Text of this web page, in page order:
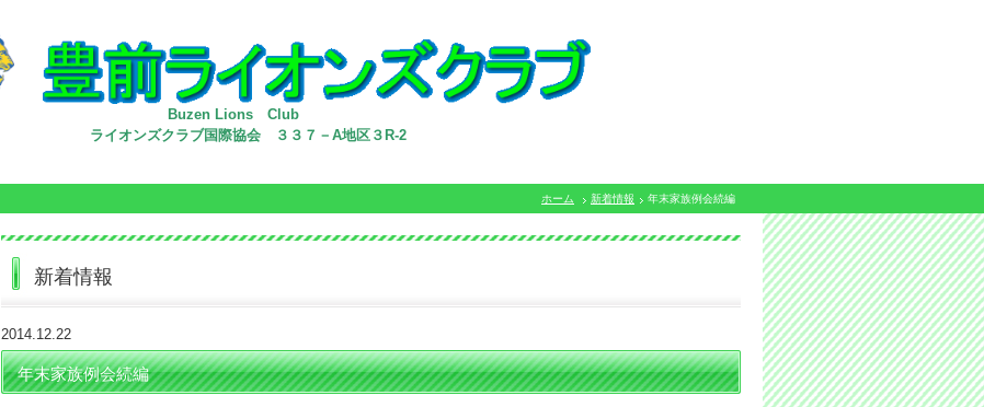
Buzen Lions Club
ライオンズクラブ国際協会 ３３７－A地区３R-2
ホーム 新着情報 年末家族例会続編
新着情報
2014.12.22
年末家族例会続編